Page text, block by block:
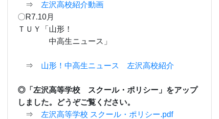
⇒ 左沢高校紹介動画
〇R7.10月
ＴＵＹ「山形！
中高生ニュース」
⇒ 山形！中高生ニュース 左沢高校紹介
◎「左沢高等学校 スクール・ポリシー」をアップ
しました。どうぞご覧ください。
⇒ 左沢高等学校 スクール・ポリシー.pdf